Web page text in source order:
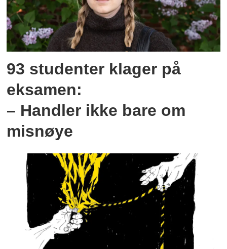
93 studenter klager på
eksamen:
– Handler ikke bare om
misnøye